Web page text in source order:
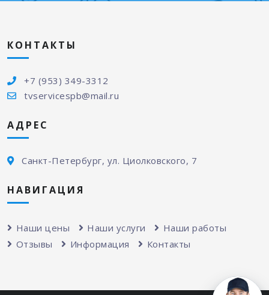
КОНТАКТЫ
+7 (953) 349-3312
tvservicespb@mail.ru
АДРЕС
Санкт-Петербург, ул. Циолковского, 7
НАВИГАЦИЯ
Наши цены Наши услуги
Наши работы
Отзывы
Информация Контакты